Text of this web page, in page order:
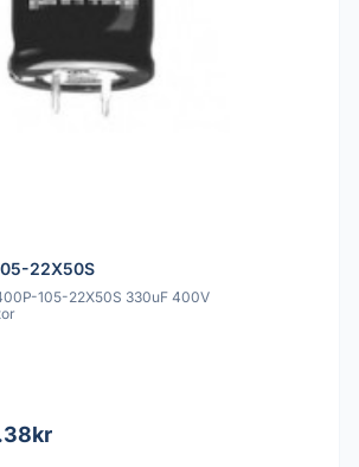
22X50S
105-22X50S 330uF 400V